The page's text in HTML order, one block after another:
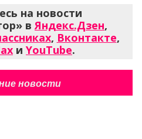
на новости
вЯндекс.Дзен,
, Вконтакте,
и YouTube.
новости